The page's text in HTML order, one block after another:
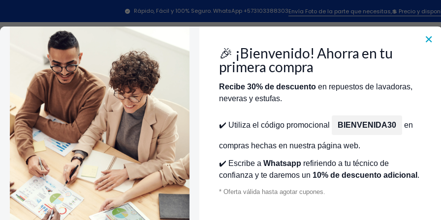
✕
🎉 ¡Bienvenido! Ahorra en tu
primera compra
Recibe 30% de descuento en repuestos de lavadoras,
neveras y estufas.
✔️ Utiliza el código promocional BIENVENIDA30 en
compras hechas en nuestra página web.
✔️ Escribe a Whatsapp refiriendo a tu técnico de
confianza y te daremos un 10% de descuento adicional .
* Oferta válida hasta agotar cupones.
Categorías
Rápido, Fácil y 100% Seguro. WhatsApp +573103388303Envía Foto de la parte que necesitas,💲 Precio y
Repuestos Para Lavadoras Repuestos Para Lavadoras Whirlpool Zapata Para Lavadora Whirlpool
Zapatas Para
CR440303
Agregar a la lista de
🔥
Mostrar stock de